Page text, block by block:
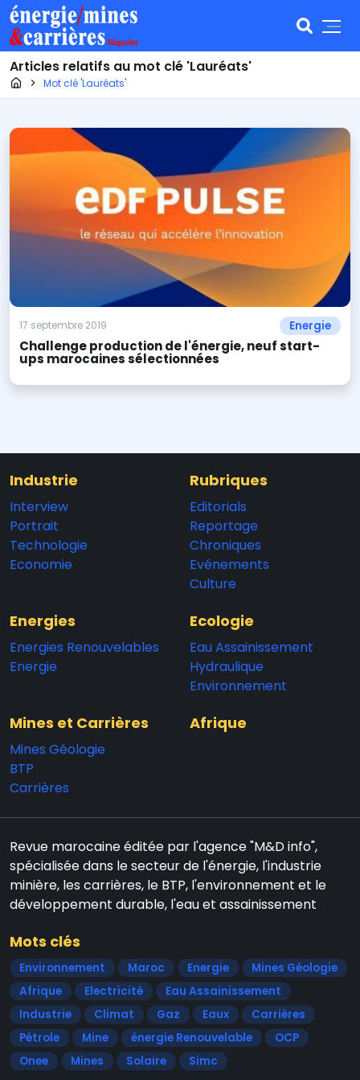
Articles relatifs au mot clé 'Lauréats'
Page d'accueil
Mot clé 'Lauréats'
17 septembre 2019 Energie
Challenge production de l'énergie, neuf start-
ups marocaines sélectionnées
Industrie
Interview
Portrait
Technologie
Economie
Rubriques
Editorials
Reportage
Chroniques
Evénements
Culture
Energies
Energies Renouvelables
Energie
Ecologie
Eau Assainissement
Hydraulique
Environnement
Mines et Carrières
Mines Géologie
BTP
Carrières
Afrique
Revue marocaine éditée par l'agence "M&D info",
spécialisée dans le secteur de l'énergie, l'industrie
minière, les carrières, le BTP, l'environnement et le
développement durable, l'eau et assainissement
Mots clés
Environnement Maroc Energie
Mines Géologie
Afrique
Electricité
Eau Assainissement
Industrie
Climat Gaz Eaux
Carrières
Pétrole
Mine énergie Renouvelable
OCP
Onee
Mines Solaire Simc